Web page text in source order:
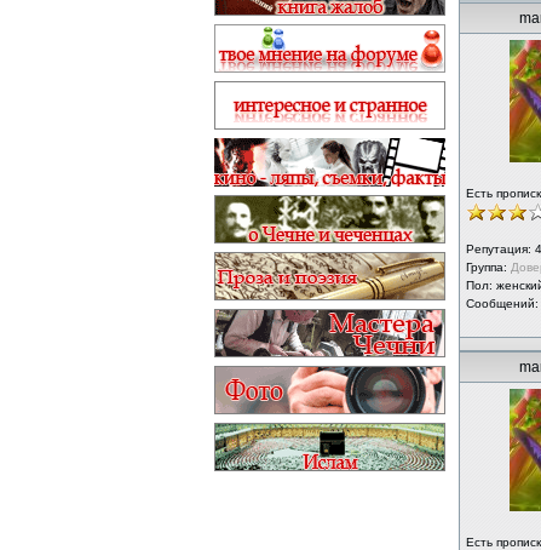
Есть
Репутация:
Группа:
Пол:
Сообщений:
Есть